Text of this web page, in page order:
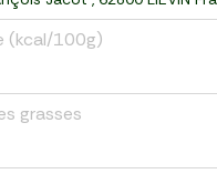
(kcal/100g)
grasses